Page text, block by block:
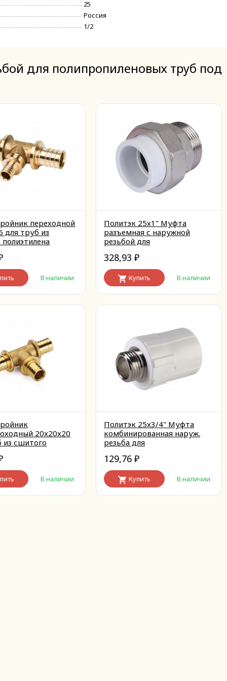
25
Россия
1/2
для полипропиленовых труб под
переходной
для труб из
В наличии
Политэк 25х1" Муфта
разъемная с наружной
резьбой для
сварку (цвет белый)
328,93₽
Купить В наличии
20x20x20
из сшитого
В наличии
Политэк 25х3/4" Муфта
комбинированная наруж.
резьба для
сварку (цвет белый)
129,76₽
Купить В наличии